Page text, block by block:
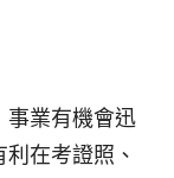
事業有機會迅
在考證照、